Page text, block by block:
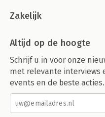
Zakelijk
Altijd op de hoogte
Schrijf u in voor onze
met relevante interviews
events en de beste acties.